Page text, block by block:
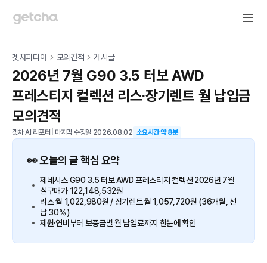
겟차피디아 모의견적 게시글
2026년 7월 G90 3.5 터보 AWD
프레스티지 컬렉션 리스·장기렌트 월 납입금
모의견적
겟차 AI 리포터 마지막 수정일 2026.08.02 소요시간 약8분
👀 오늘의 글 핵심 요약
제네시스 G90 3.5 터보 AWD 프레스티지 컬렉션 2026년 7월
실구매가 122,148,532원
리스 월 1,022,980원 / 장기렌트 월 1,057,720원 (36개월, 선
납 30%)
제원·연비부터 보증금별 월 납입료까지 한눈에 확인